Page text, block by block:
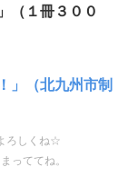
（１冊３００
」（北九州市制
ろしくね☆
っててね。